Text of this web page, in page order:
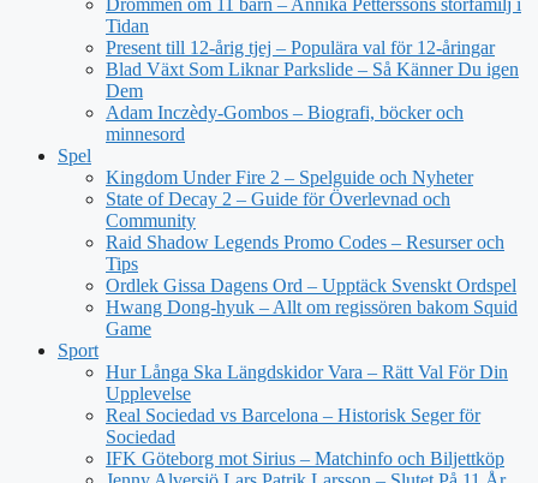
Drömmen om 11 barn – Annika Petterssons storfamilj i
Tidan
Present till 12-årig tjej – Populära val för 12-åringar
Blad Växt Som Liknar Parkslide – Så Känner Du igen
Dem
Adam Inczèdy-Gombos – Biografi, böcker och
minnesord
Spel
Kingdom Under Fire 2 – Spelguide och Nyheter
State of Decay 2 – Guide för Överlevnad och
Community
Raid Shadow Legends Promo Codes – Resurser och
Tips
Ordlek Gissa Dagens Ord – Upptäck Svenskt Ordspel
Hwang Dong-hyuk – Allt om regissören bakom Squid
Game
Sport
Hur Långa Ska Längdskidor Vara – Rätt Val För Din
Upplevelse
Real Sociedad vs Barcelona – Historisk Seger för
Sociedad
IFK Göteborg mot Sirius – Matchinfo och Biljettköp